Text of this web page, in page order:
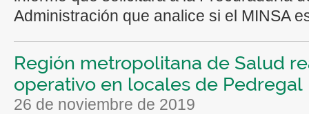
Administración que analice si el MINSA
Región metropolitana de Salud
operativo en locales de Pedregal
26 de noviembre de 2019